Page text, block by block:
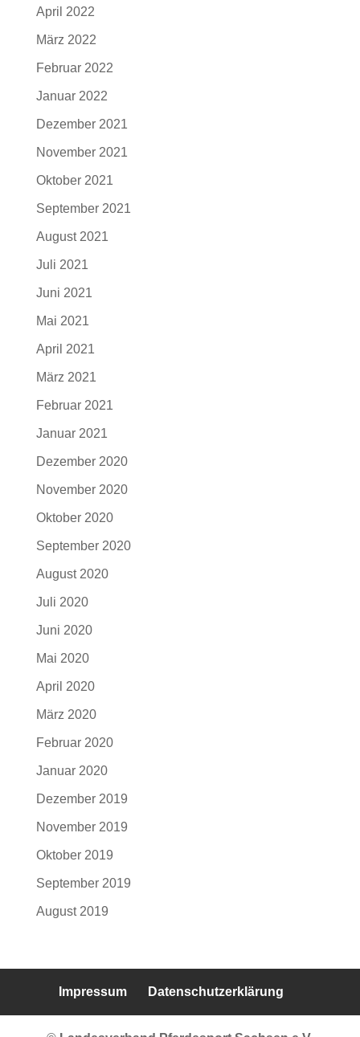
April 2022
März 2022
Februar 2022
Januar 2022
Dezember 2021
November 2021
Oktober 2021
September 2021
August 2021
Juli 2021
Juni 2021
Mai 2021
April 2021
März 2021
Februar 2021
Januar 2021
Dezember 2020
November 2020
Oktober 2020
September 2020
August 2020
Juli 2020
Juni 2020
Mai 2020
April 2020
März 2020
Februar 2020
Januar 2020
Dezember 2019
November 2019
Oktober 2019
September 2019
August 2019
Impressum Datenschutzerklärung